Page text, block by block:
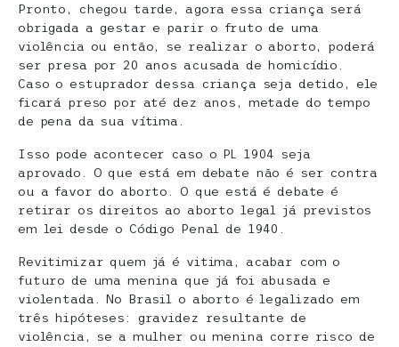
Pronto, chegou tarde, agora essa criança será
obrigada a gestar e parir o fruto de uma
violência ou então, se realizar o aborto, poderá
ser presa por 20 anos acusada de homicídio.
Caso o estuprador dessa criança seja detido, ele
ficará preso por até dez anos, metade do tempo
de pena da sua vítima.
Isso pode acontecer caso o PL 1904 seja
aprovado. O que está em debate não é ser contra
ou a favor do aborto. O que está é debate é
retirar os direitos ao aborto legal já previstos
em lei desde o Código Penal de 1940.
Revitimizar quem já é vitima, acabar com o
futuro de uma menina que já foi abusada e
violentada. No Brasil o aborto é legalizado em
três hipóteses: gravidez resultante de
violência, se a mulher ou menina corre risco de